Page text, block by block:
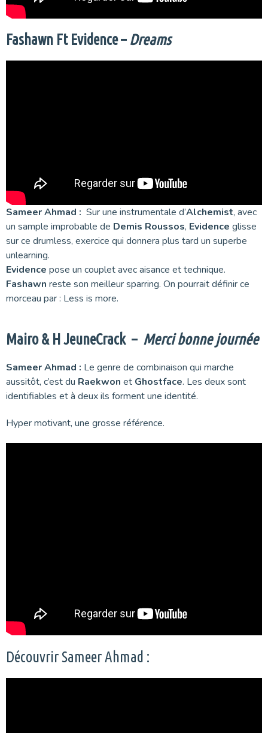
Fashawn Ft Evidence– Dreams
Sameer Ahmad : Sur une instrumentale d’Alchemist, avec
un sample improbable de Demis Roussos, Evidence glisse
sur ce drumless, exercice qui donnera plus tard un superbe
unlearning.
Evidence pose un couplet avec aisance et technique.
Fashawn reste son meilleur sparring. On pourrait définir ce
morceau par : Less is more.
Mairo & H JeuneCrack – Merci bonne journée
Sameer Ahmad : Le genre de combinaison qui marche
aussitôt, c’est du Raekwon et Ghostface. Les deux sont
identifiables et à deux ils forment une identité.
Hyper motivant, une grosse référence.
Découvrir Sameer Ahmad :